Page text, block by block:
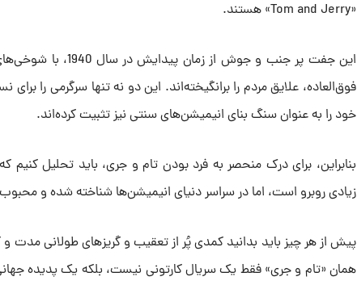
«Tom and Jerry» هستند.
این جفت پر جنب و جوش از
فوق‌العاده، علایق مردم را برانگیخته‌اند. این دو نه تنها سرگرمی را
خود را به عنوان سنگ بنای انیمیشن‌های سنتی نیز تثبیت کرده‌اند.
بنابراین، برای درک منحصر به فرد بودن تام و جری، باید تحلیل کنیم که
زیادی روبرو است، اما در سراسر دنیای انیمیشن‌ها شناخته شده و
همان «تام و جری» فقط یک سریال کارتونی نیست، بلکه یک پدیده